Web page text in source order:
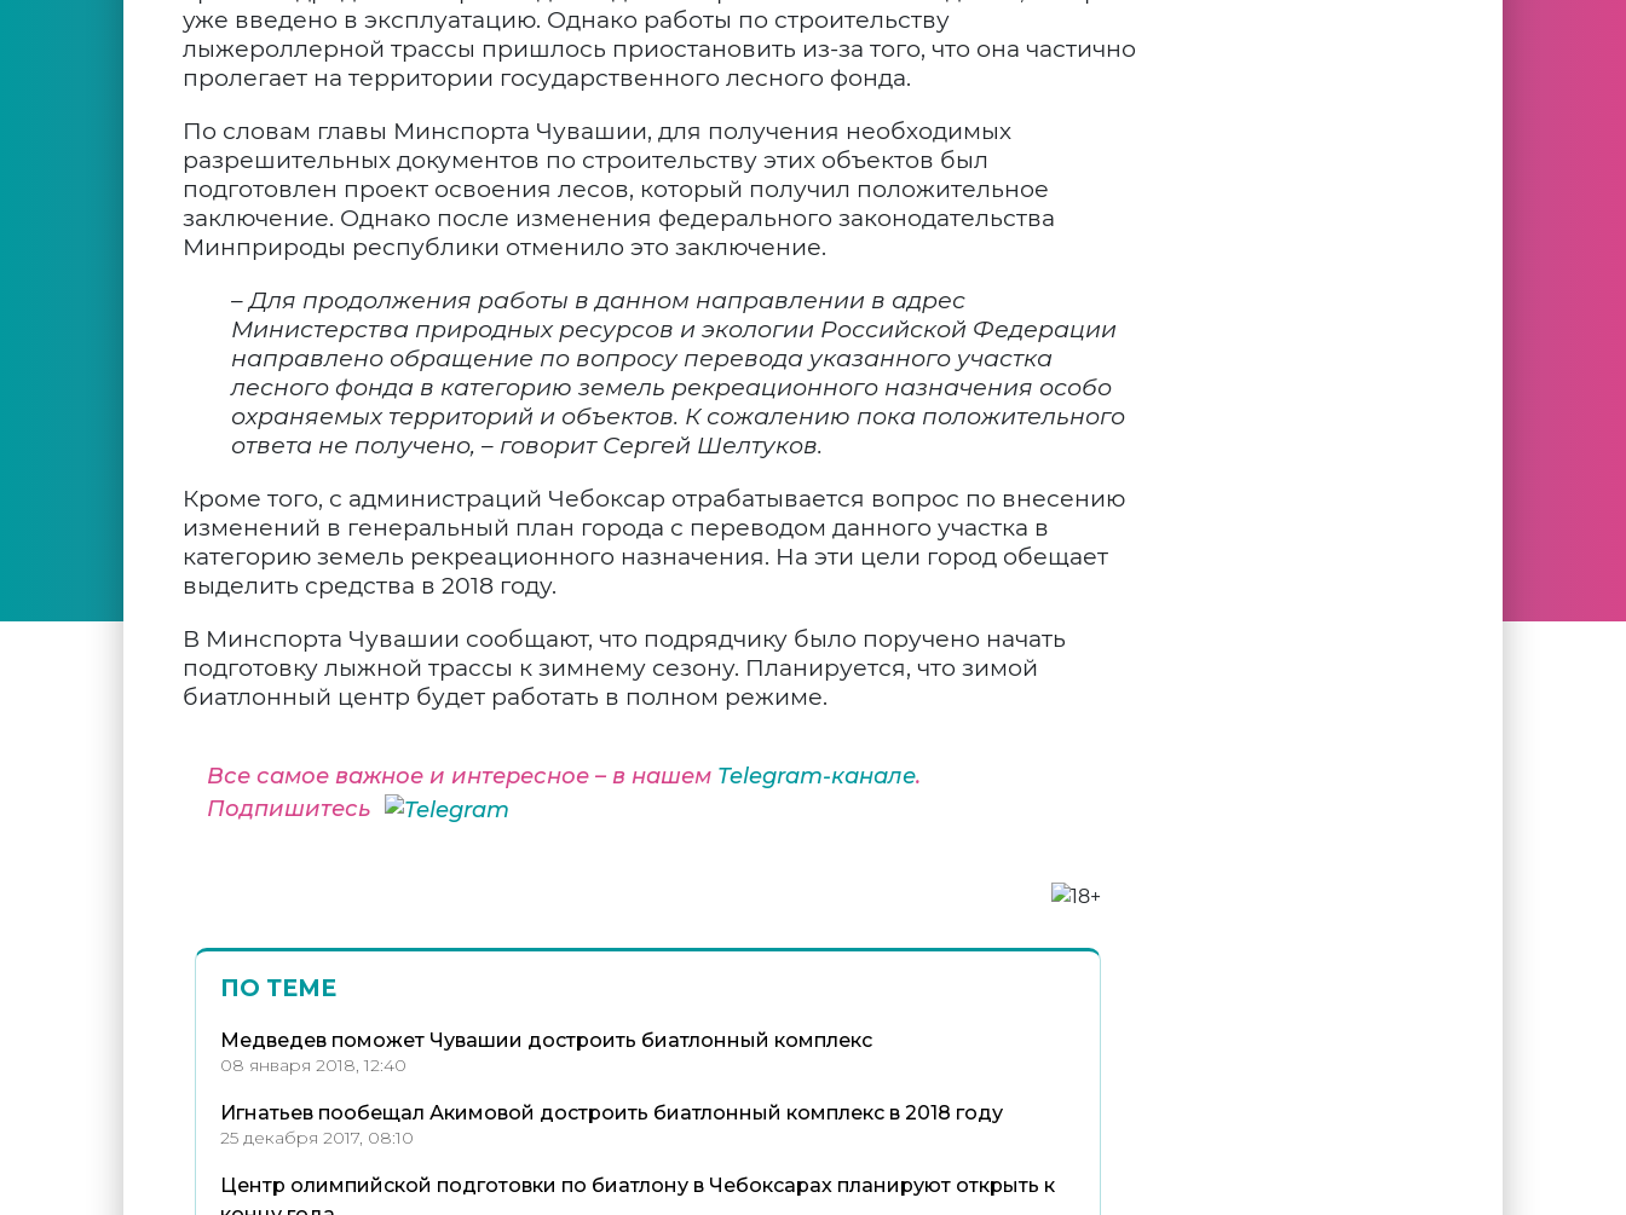
уже введено в эксплуатацию. Однако работы по строительству
лыжероллерной трассы пришлось приостановить из-за того, что она частично
пролегает на территории государственного лесного фонда.
По словам главы Минспорта Чувашии, для получения необходимых
разрешительных документов по строительству этих объектов был
подготовлен проект освоения лесов, который получил положительное
заключение. Однако после изменения федерального законодательства
Минприроды республики отменило это заключение.
– Для продолжения работы в данном направлении в адрес
Министерства природных ресурсов и экологии Российской Федерации
направлено обращение по вопросу перевода указанного участка
лесного фонда в категорию земель рекреационного назначения особо
охраняемых территорий и объектов. К сожалению пока положительного
ответа не получено, – говорит Сергей Шелтуков.
Кроме того, с администраций Чебоксар отрабатывается вопрос по внесению
изменений в генеральный план города с переводом данного участка в
категорию земель рекреационного назначения. На эти цели город обещает
выделить средства в 2018 году.
В Минспорта Чувашии сообщают, что подрядчику было поручено начать
подготовку лыжной трассы к зимнему сезону. Планируется, что зимой
биатлонный центр будет работать в полном режиме.
Все самое важное и интересное – в нашем Telegram-канале.
Подпишитесь
ПО ТЕМЕ
Медведев поможет Чувашии достроить биатлонный комплекс
08 января 2018, 12:40
Игнатьев пообещал Акимовой достроить биатлонный комплекс в 2018 году
25 декабря 2017, 08:10
Центр олимпийской подготовки по биатлону в Чебоксарах планируют открыть к